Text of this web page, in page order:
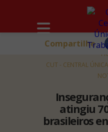
CUT - CENTRAL
atingiu
brasileiros
Compartilhe